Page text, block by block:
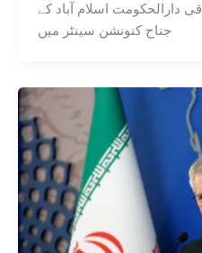
دارالحکومت اسلام آباد کے
جناح کنونشن سینٹر میں